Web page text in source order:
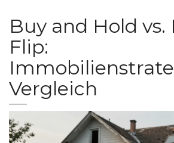
Buy and Hold vs.
Flip:
Vergleich